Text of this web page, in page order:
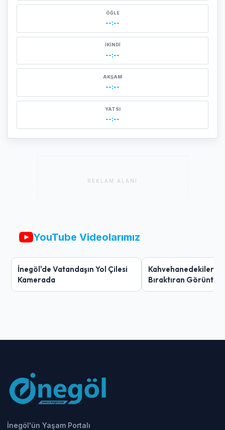
ÖĞLE
--:--
İKINDI
--:--
AKŞAM
--:--
YATSI
--:--
REKLAM ALANI
YouTube Videolarımız
İnegöl'de Vatandaşın Yol Çilesi
Kamerada
Kahvehanedekiler
Bıraktıran Görüntü!
İnegöl'ün Yaşam Portalı